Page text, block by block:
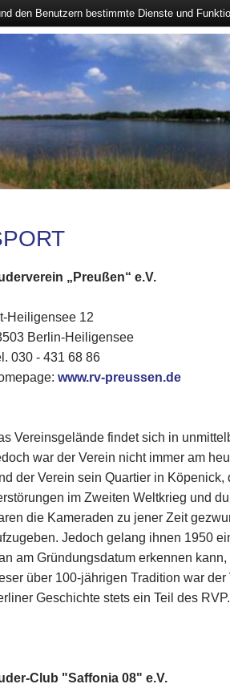
„Preußen“ e.V.
Heiligensee 12
Berlin-Heiligensee
030 - 431 68 86
www.rv-preussen.de
Vereinsgelände findet sich in
war der Verein nicht immer am
der Verein sein Quartier in
im Zweiten Weltkrieg und
die Kameraden zu jener Zeit
Jedoch gelang ihnen 1950
am Gründungsdatum erkennen
über 100-jährigen Tradition war
Geschichte stets ein Teil des RVP.
Club "Saffonia 08" e.V.
den Benutzern bestimmte Dienste und